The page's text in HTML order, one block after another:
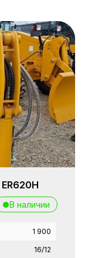
В наличии
1 900
16/12